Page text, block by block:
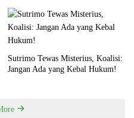
Sutrimo Tewas Misterius, Koalisi:
Jangan Ada yang Kebal Hukum!